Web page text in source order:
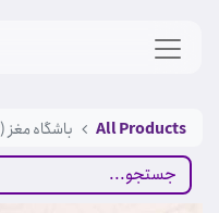
All Products باشگاه مغز (3)